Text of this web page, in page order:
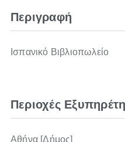
Περιγραφή
Ισπανικό Βιβλιοπωλείο
Περιοχές
Αθήνα [Δήμος]